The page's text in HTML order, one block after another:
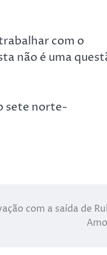
com o
não é uma
sete norte-
com a saída de